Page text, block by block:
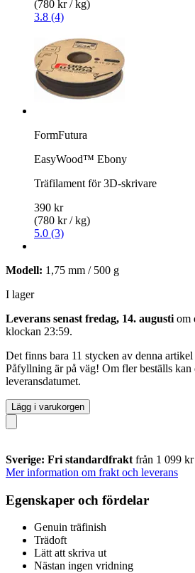
(780 kr / kg)
3.8 (4)
FormFutura
EasyWood™ Ebony
Träfilament för 3D-skrivare
390 kr
(780 kr / kg)
5.0 (3)
Modell: 1,75 mm / 500 g
I lager
Leverans senast fredag, 14. augusti om
klockan 23:59.
Det finns bara 11 stycken av denna
Påfyllning är på väg! Om fler beställs kan
leveransdatumet.
Lägg i varukorgen
Sverige: Fri standardfrakt från 1 099 kr
Mer information om frakt och leverans
Egenskaper och fördelar
Genuin träfinish
Trädoft
Lätt att skriva ut
Nästan ingen vridning